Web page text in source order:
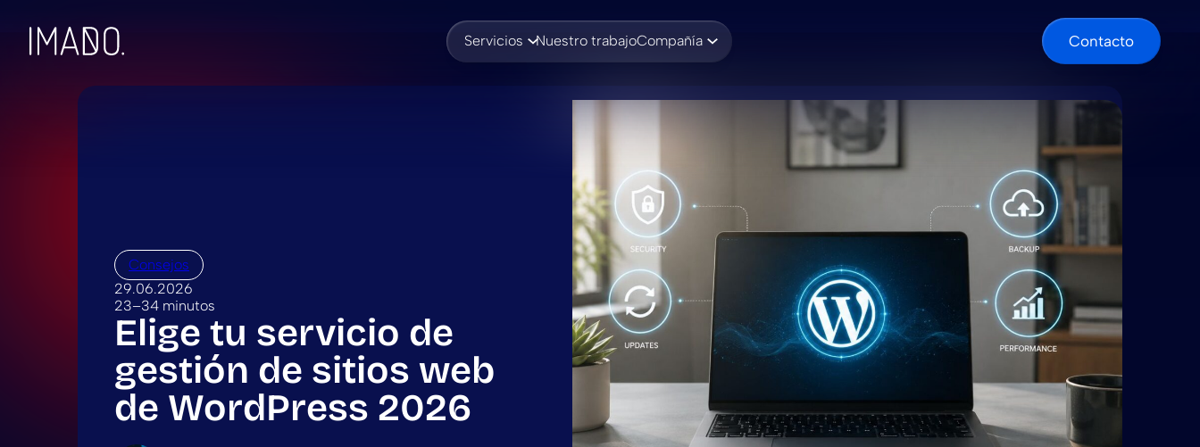
Skip to content Servicios Nuestro trabajoCompañía Contacto
Consejos
29.06.2026
23–34 minutos
Elige tu servicio de
gestión de sitios web
de WordPress 2026